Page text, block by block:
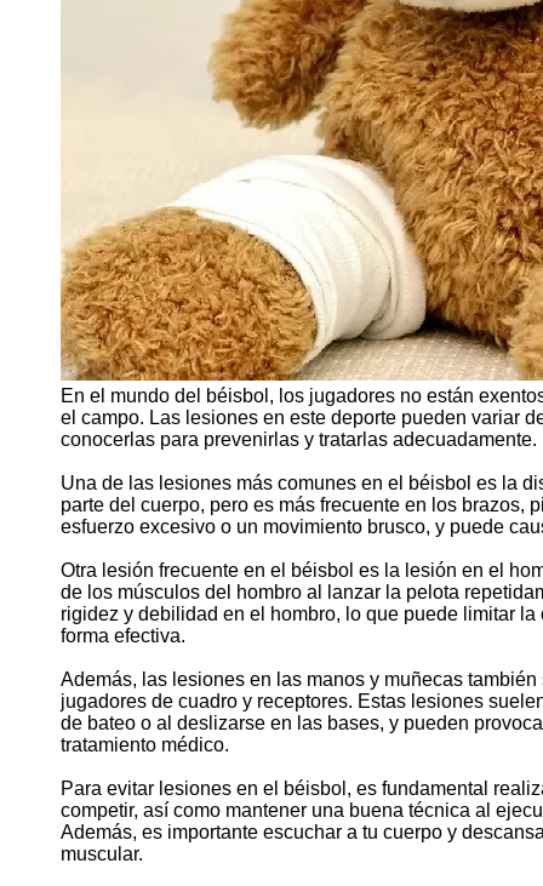
En el mundo del béisbol, los jugadores no están
el campo. Las lesiones en este deporte pueden variar
conocerlas para prevenirlas y tratarlas adecuadamente.
Una de las lesiones más comunes en el béisbol es la
parte del cuerpo, pero es más frecuente en los brazos,
esfuerzo excesivo o un movimiento brusco, y puede
Otra lesión frecuente en el béisbol es la lesión en el
de los músculos del hombro al lanzar la pelota
rigidez y debilidad en el hombro, lo que puede limitar
forma efectiva.
Además, las lesiones en las manos y muñecas
jugadores de cuadro y receptores. Estas lesiones
de bateo o al deslizarse en las bases, y pueden
tratamiento médico.
Para evitar lesiones en el béisbol, es fundamental
competir, así como mantener una buena técnica al
Además, es importante escuchar a tu cuerpo y
muscular.